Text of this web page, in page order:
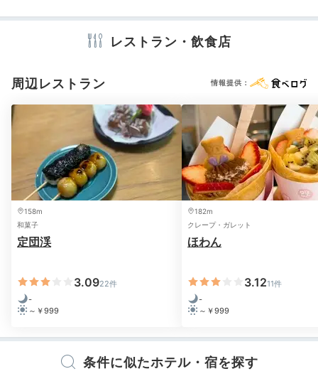
20:00
ケーキのサプライズも
心躍るサービス&施設
森ラウンジ 生演奏コンサート
食後はゆったりしたひと時を。「森ラウンジ」では1日
4回生演奏コンサートが開催されているので、聴きに行
冷蔵庫 エアコン スリッパ シャンプー
※設備・アメニティは、確認が取れている情報を表示しています。
レストラン・飲食店
周辺レストラン 情報提供：
158m
和菓子
定団渓
3.0922件
-
～￥999
182m
クレープ・ガレット
ほわん
3.1211件
-
～￥999
条件に似たホテル・宿を探す